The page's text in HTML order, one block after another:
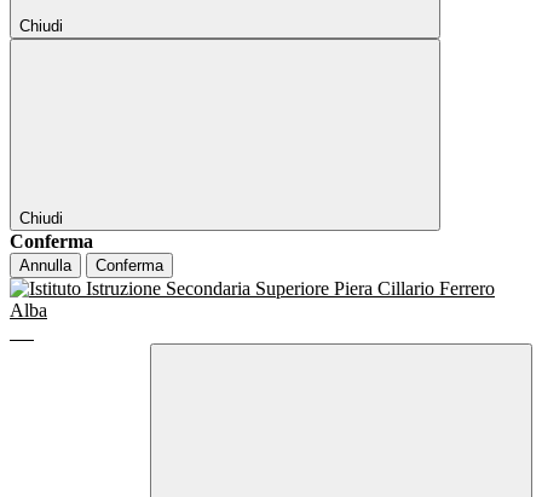
Chiudi
Chiudi
Conferma
Annulla Conferma